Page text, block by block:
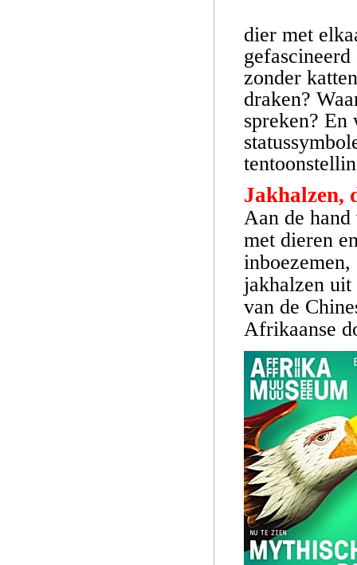
dier met
zonder
draken?
spreken?
Jakhalzen,
Aan de
met dieren
jakhalzen
van de
Afrikaanse